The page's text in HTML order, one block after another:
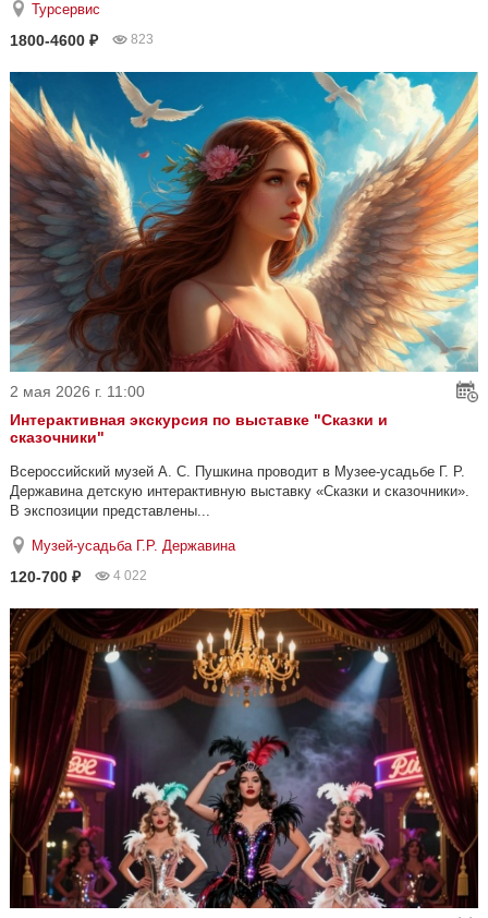
Турсервис
1800-4600 ₽ 823
2 мая 2026 г. 11:00
Интерактивная экскурсия по выставке "Сказки и
сказочники"
Всероссийский музей А. С. Пушкина проводит в Музее-усадьбе Г. Р.
Державина детскую интерактивную выставку «Сказки и сказочники».
В экспозиции представлены...
Музей-усадьба Г.Р. Державина
120-700 ₽ 4 022